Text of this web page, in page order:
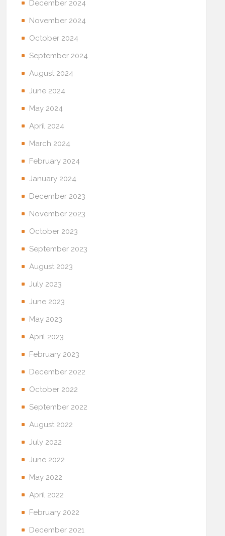
December 2024
November 2024
October 2024
September 2024
August 2024
June 2024
May 2024
April 2024
March 2024
February 2024
January 2024
December 2023
November 2023
October 2023
September 2023
August 2023
July 2023
June 2023
May 2023
April 2023
February 2023
December 2022
October 2022
September 2022
August 2022
July 2022
June 2022
May 2022
April 2022
February 2022
December 2021